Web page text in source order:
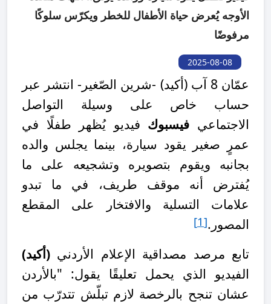
الأوجه يُعرض حياة الأطفال للخطر ويكرّس سلوكًا
مرفوضًا
2025-08-08
عمّان 8 آب (أكيد) -شرين الصّغير -انتشر عبر
حساب خاص على وسيلة التواصل
الاجتماعي فيسبوك فيديو يُظهر طفلًا في
عمرٍ صغير يقود سيارة، بينما يجلس والده
بجانبه ويقوم بتصويره وتشجيعه على ما
يُفترض أنه موقف طريف، في ما تبدو
علامات التسلية والافتخار على المقطع
المصور.[1]
تابع مرصد مصداقية الإعلام الأردني (أكيد)
الفيديو الذي يحمل تعليقًا يقول: "بالأردن
عشان تنجح بالرخصة لازم تبلّش تتدرّب من